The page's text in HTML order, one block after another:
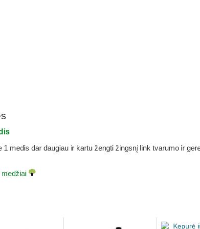
medis dar daugiau ir kartu žengti žingsnį link tvarumo ir
medžiai